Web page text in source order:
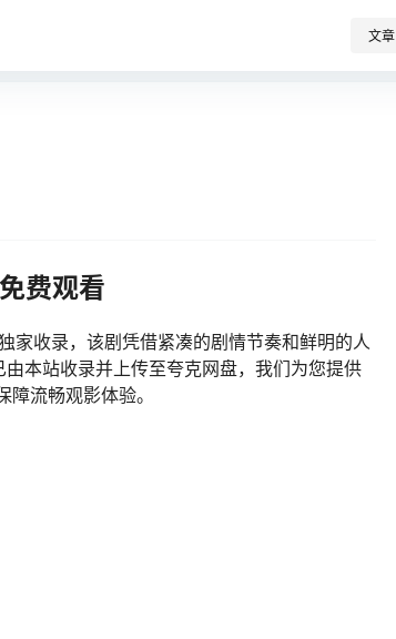
文章
费观看
家收录，该剧凭借紧凑的剧情节奏和鲜明的人
本站收录并上传至夸克网盘，我们为您提供
流畅观影体验。